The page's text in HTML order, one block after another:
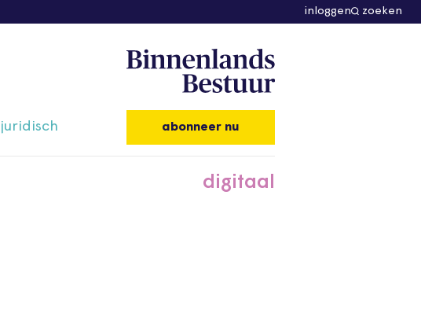
inloggen zoeken
juridisch abonneer nu
digitaal